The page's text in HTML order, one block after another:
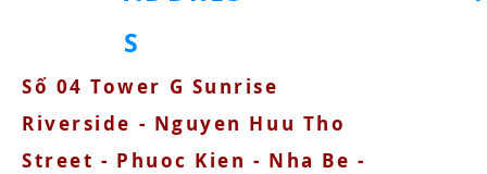
S
Số 04 Tower G Sunrise
Riverside - Nguyen Huu Tho
Street - Phuoc Kien - Nha Be -